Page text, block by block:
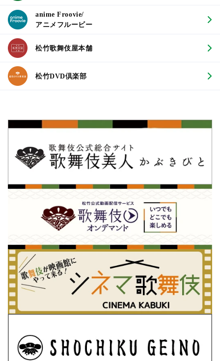
anime Froovie/
アニメフルービー
松竹歌舞伎屋本舗
松竹DVD倶楽部